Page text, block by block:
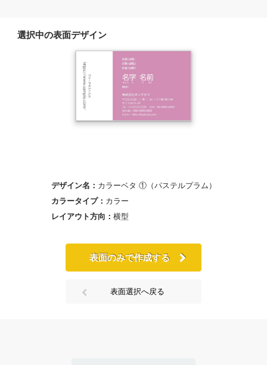
選択中の表面デザイン
デザイン名： カラーベタ ①（パステルプラム）
カラータイプ： カラー
レイアウト方向： 横型
表面のみで作成する
表面選択へ戻る